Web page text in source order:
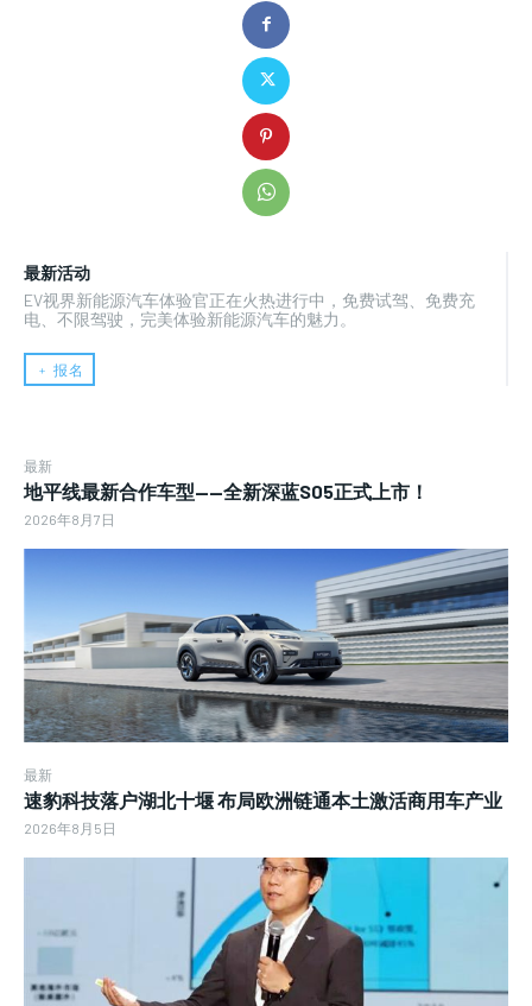
最新活动
EV视界新能源汽车体验官正在火热进行中，免费试驾、免费充
电、不限驾驶，完美体验新能源汽车的魅力。
﹢ 报名
最新
地平线最新合作车型——全新深蓝S05正式上市！
2026年8月7日
最新
速豹科技落户湖北十堰 布局欧洲链通本土激活商用车产业
2026年8月5日